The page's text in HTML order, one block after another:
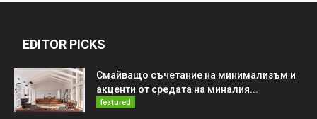
EDITOR PICKS
Смайващо съчетание на минимализъм и
акценти от средата на миналия...
featured